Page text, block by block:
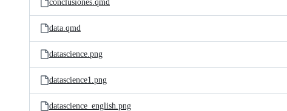
conclusiones.qmd
data.qmd
datascience.png
datascience1.png
datascience_english.png